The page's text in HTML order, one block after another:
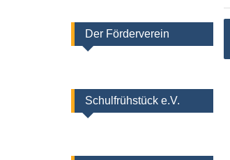
Der Förderverein
Schulfrühstück e.V.